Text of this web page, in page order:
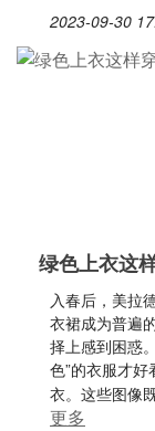
2023-09-30
绿色上衣这
入春后，美拉
衣裙成为普遍
择上感到困惑
色”的衣服才
衣。这些图像
更多